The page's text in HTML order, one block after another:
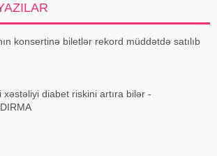
konsertinə biletlər rekord müddətdə satılıb
xəstəliyi diabet riskini artıra bilər -